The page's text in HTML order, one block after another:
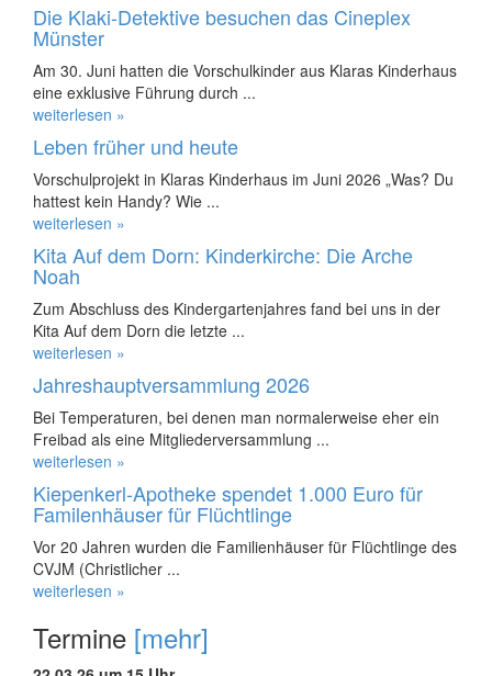
Die Klaki-Detektive besuchen das Cineplex
Münster
Am 30. Juni hatten die Vorschulkinder aus Klaras Kinderhaus
eine exklusive Führung durch ...
weiterlesen »
Leben früher und heute
Vorschulprojekt in Klaras Kinderhaus im Juni 2026 „Was? Du
hattest kein Handy? Wie ...
weiterlesen »
Kita Auf dem Dorn: Kinderkirche: Die Arche
Noah
Zum Abschluss des Kindergartenjahres fand bei uns in der
Kita Auf dem Dorn die letzte ...
weiterlesen »
Jahreshauptversammlung 2026
Bei Temperaturen, bei denen man normalerweise eher ein
Freibad als eine Mitgliederversammlung ...
weiterlesen »
Kiepenkerl-Apotheke spendet 1.000 Euro für
Familenhäuser für Flüchtlinge
Vor 20 Jahren wurden die Familienhäuser für Flüchtlinge des
CVJM (Christlicher ...
weiterlesen »
Termine [mehr]